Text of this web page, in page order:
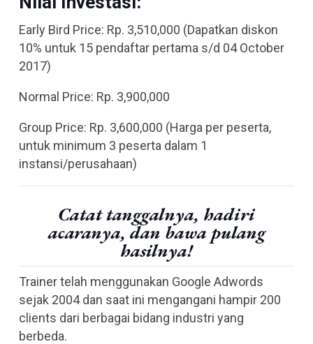
Early Bird Price: Rp. 3,510,000 (Dapatkan diskon
10% untuk 15 pendaftar pertama s/d 04 October
2017)
Normal Price: Rp. 3,900,000
Group Price: Rp. 3,600,000 (Harga per peserta,
untuk minimum 3 peserta dalam 1
instansi/perusahaan)
Catat tanggalnya, hadiri
acaranya, dan bawa pulang
hasilnya!
Trainer telah menggunakan Google Adwords
sejak 2004 dan saat ini mengangani hampir 200
clients dari berbagai bidang industri yang
berbeda.